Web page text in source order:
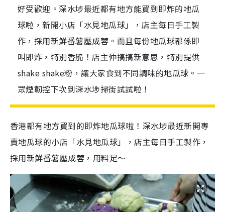
好受歡迎。深水埗最近都有地方能買到即炸的地瓜
球啦，新開小店「水見地瓜球」，店主每日手工製
作，採用新鮮番薯壓成蓉。而且每份地瓜球都係即
叫即炸，特別香脆！店主仲搞搞新意思，特別提供
shake shake粉，讓大家食到不同調味的地瓜球。一
眾煙韌控下次到深水埗掃街試試啦！
香港都有地方買到的即炸地瓜球啦！深水埗最近新開專
賣地瓜球的小店「水見地瓜球」，店主每日手工製作，
採用新鮮番薯壓成蓉，用料足～